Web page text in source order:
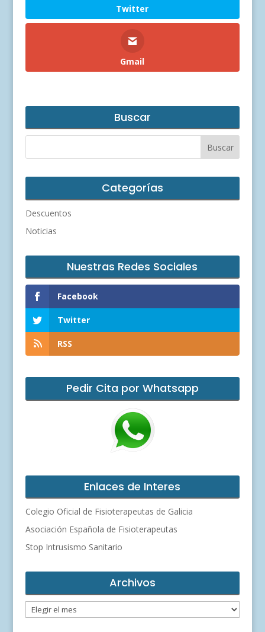
Twitter
Gmail
Buscar
Categorías
Descuentos
Noticias
Nuestras Redes Sociales
Facebook
Twitter
RSS
Pedir Cita por Whatsapp
Enlaces de Interes
Colegio Oficial de Fisioterapeutas de Galicia
Asociación Española de Fisioterapeutas
Stop Intrusismo Sanitario
Archivos
Archivos